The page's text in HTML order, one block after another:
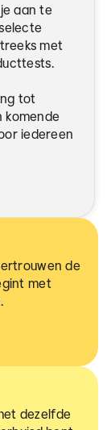
aan te
met
tot
komende
iedereen
de
met
dezelfde